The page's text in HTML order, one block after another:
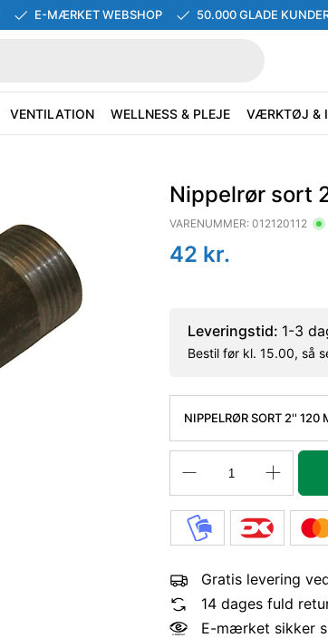
E-MÆRKET WEBSHOP 50.000 GLADE
VENTILATION WELLNESS & PLEJE VÆRKTØJ &
Nippelrør sort
VARENUMMER: 012120112
42 kr.
Leveringstid: 1-3
Bestil før kl. 15.00, så
NIPPELRØR SORT 2'' 120
Gratis levering
14 dages fuld
E-mærket sikker